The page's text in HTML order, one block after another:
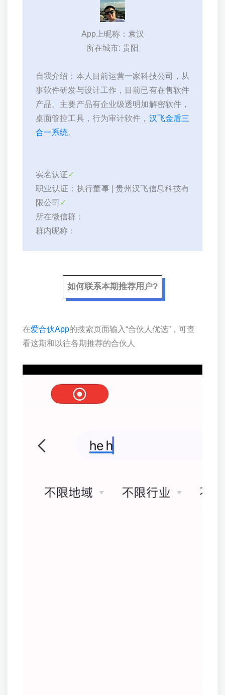
App上昵称：袁汉
所在城市: 贵阳
自我介绍：本人目前运营一家科技公司，从
事软件研发与设计工作，目前已有在售软件
产品。主要产品有企业级透明加解密软件，
桌面管控工具，行为审计软件， 汉飞金盾三
合一系统。
实名认证✓
职业认证：执行董事 | 贵州汉飞信息科技有
限公司 ✓
所在微信群：
群内昵称：
如何联系本期推荐用户?
在爱合伙App的搜索页面输入“合伙人优选”，可查
看这期和以往各期推荐的合伙人